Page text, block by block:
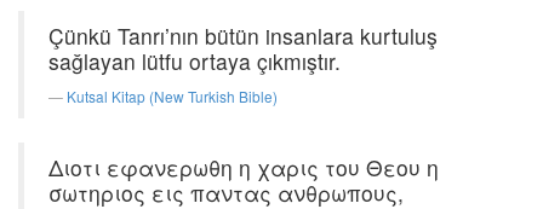
Çünkü Tanrı’nın bütün insanlara kurtuluş
sağlayan lütfu ortaya çıkmıştır.
Kutsal Kitap (New Turkish Bible)
Διοτι εφανερωθη η χαρις του Θεου η
σωτηριος εις παντας ανθρωπους,